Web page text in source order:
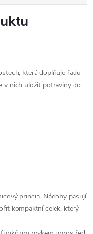
která doplňuje řadu
v nich uložit potraviny do
princip. Nádoby pasují
kompaktní celek, který